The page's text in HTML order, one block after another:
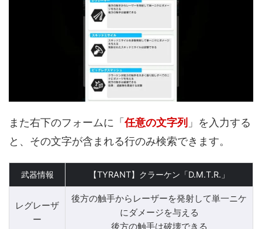
また右下のフォームに「任意の文字列 」を入力する
と、その文字が含まれる行のみ検索できます。
武器情報 【TYRANT】クラーケン「D.M.T.R.」
レグレーザ
ー
後方の触手からレーザーを発射して単一ニケ
にダメージを与える
後方の触手は破壊できる